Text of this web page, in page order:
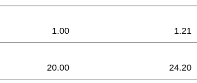
1.00 1.21
20.00 24.20